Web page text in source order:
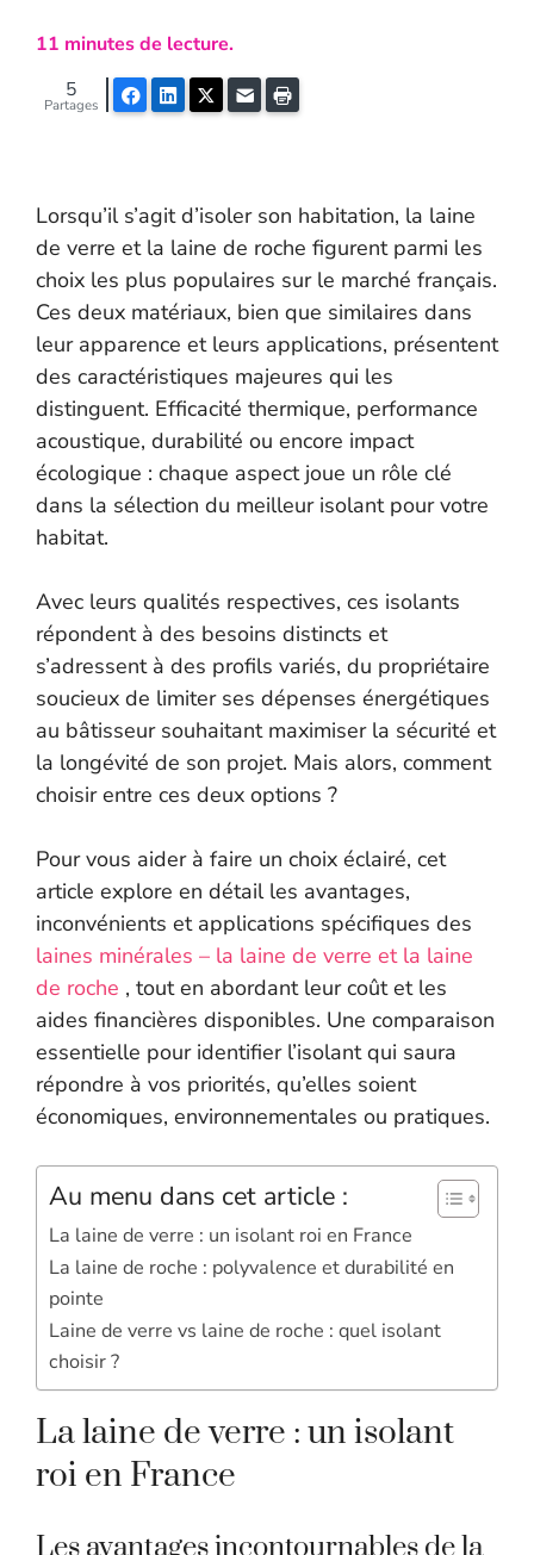
11 minutes de lecture.
FacebookLinkedInTwitterE-mail
Partages
5
Lorsqu’il s’agit d’isoler son habitation, la laine
de verre et la laine de roche figurent parmi les
choix les plus populaires sur le marché français.
Ces deux matériaux, bien que similaires dans
leur apparence et leurs applications, présentent
des caractéristiques majeures qui les
distinguent. Efficacité thermique, performance
acoustique, durabilité ou encore impact
écologique : chaque aspect joue un rôle clé
dans la sélection du meilleur isolant pour votre
habitat.
Avec leurs qualités respectives, ces isolants
répondent à des besoins distincts et
s’adressent à des profils variés, du propriétaire
soucieux de limiter ses dépenses énergétiques
au bâtisseur souhaitant maximiser la sécurité et
la longévité de son projet. Mais alors, comment
choisir entre ces deux options ?
Pour vous aider à faire un choix éclairé, cet
article explore en détail les avantages,
inconvénients et applications spécifiques des
laines minérales – la laine de verre et la laine
de roche , tout en abordant leur coût et les
aides financières disponibles. Une comparaison
essentielle pour identifier l’isolant qui saura
répondre à vos priorités, qu’elles soient
économiques, environnementales ou pratiques.
Au menu dans cet article :
La laine de verre : un isolant roi en France
La laine de roche : polyvalence et durabilité en
pointe
Laine de verre vs laine de roche : quel isolant
choisir ?
La laine de verre : un isolant
roi en France
Les avantages incontournables de la